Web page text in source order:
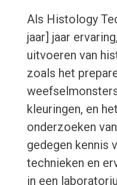
Als Histology
jaar] jaar
uitvoeren van
zoals het
kleuringen, en
onderzoeken
gedegen kennis
technieken en
in een